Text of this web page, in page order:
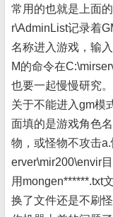
常用的也就是上面
r\AdminList记录着
名称进入游戏，输
M的命令在
也要一起慢慢研究
关于不能进入gm模
面填的是游戏角色
物，或怪物不攻击
erver\mir200\envir
用mongen******.txt
换了文件还是不刷